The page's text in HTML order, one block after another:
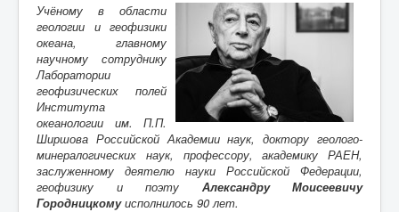
Учёному в области
геологии и геофизики
океана, главному
научному сотруднику
Лаборатории
геофизических полей
Института
океанологии им. П.П.
Ширшова Российской Академии наук, доктору геолого-
минералогических наук, профессору, академику РАЕН,
заслуженному деятелю науки Российской Федерации,
геофизику и поэту Александру Моисеевичу
Городницкомуисполнилось 90 лет.